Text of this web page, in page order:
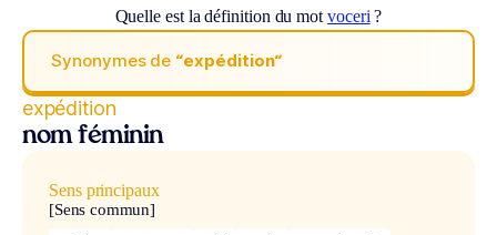
Quelle est la définition du motvoceri ?
Synonymes de “expédition“
expédition
nom féminin
Sens principaux
[Sens commun]